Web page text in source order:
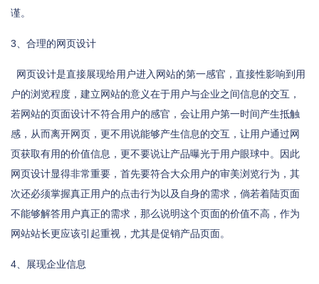
谨。
3、合理的网页设计
网页设计是直接展现给用户进入网站的第一感官，直接性影响到用
户的浏览程度，建立网站的意义在于用户与企业之间信息的交互，
若网站的页面设计不符合用户的感官，会让用户第一时间产生抵触
感，从而离开网页，更不用说能够产生信息的交互，让用户通过网
页获取有用的价值信息，更不要说让产品曝光于用户眼球中。因此
网页设计显得非常重要，首先要符合大众用户的审美浏览行为，其
次还必须掌握真正用户的点击行为以及自身的需求，倘若着陆页面
不能够解答用户真正的需求，那么说明这个页面的价值不高，作为
网站站长更应该引起重视，尤其是促销产品页面。
4、展现企业信息